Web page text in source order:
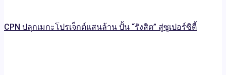
CPN ปลุกเมกะโปรเจ็กต์แสนล้าน ปั้น “รังสิต” สู่ซูเปอร์ซิตี้